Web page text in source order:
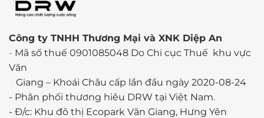
Công ty TNHH Thương Mại và XNK Diệp An
- Mã số thuế 0901085048 Do Chi cục Thuế khu vực
Văn
Giang – Khoái Châu cấp lần đầu ngày 2020-08-24
- Phân phối thương hiêu DRW tại Việt Nam.
- Đ/c: Khu đô thị Ecopark Văn Giang, Hưng Yên